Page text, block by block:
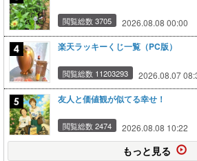
閲覧総数 3705 2026.08.08 00:00
楽天ラッキーくじ一覧（PC版）
閲覧総数 11203293 2026.08.07
友人と価値観が似てる幸せ！
閲覧総数 2474 2026.08.08 10:22
もっと見る